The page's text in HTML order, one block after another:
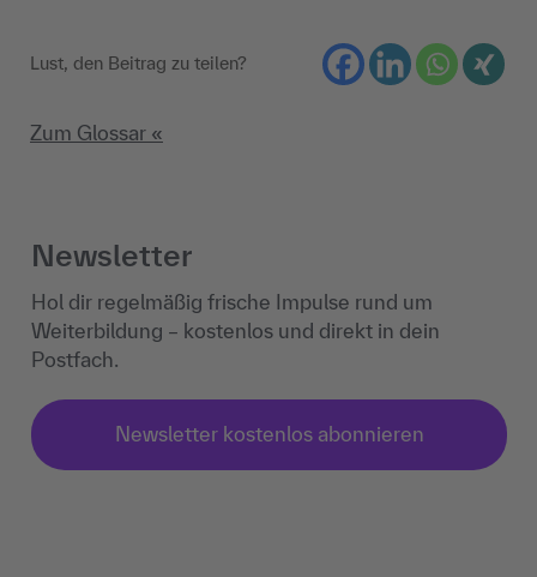
Lust, den Beitrag zu teilen?
Zum Glossar «
Newsletter
Hol dir regelmäßig frische Impulse rund um
Weiterbildung – kostenlos und direkt in dein
Postfach.
Newsletter kostenlos abonnieren